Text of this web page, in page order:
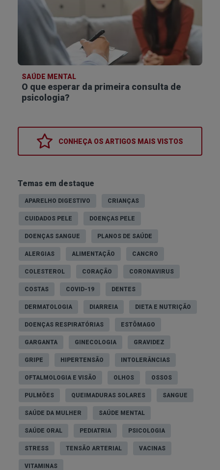
SAÚDE MENTAL
O que esperar da primeira consulta de
psicologia?
CONHEÇA OS ARTIGOS MAIS VISTOS
Temas em destaque
APARELHO DIGESTIVO CRIANÇAS
CUIDADOS PELE DOENÇAS PELE
DOENÇAS SANGUE PLANOS DE SAÚDE
ALERGIAS ALIMENTAÇÃO CANCRO
COLESTEROL CORAÇÃO CORONAVIRUS
COSTAS COVID-19 DENTES
DERMATOLOGIA DIARREIA DIETA E NUTRIÇÃO
DOENÇAS RESPIRATÓRIAS ESTÔMAGO
GARGANTA GINECOLOGIA GRAVIDEZ
GRIPE HIPERTENSÃO INTOLERÂNCIAS
OFTALMOLOGIA E VISÃO OLHOS OSSOS
PULMÕES QUEIMADURAS SOLARES SANGUE
SAÚDE DA MULHER SAÚDE MENTAL
SAÚDE ORAL PEDIATRIA PSICOLOGIA
STRESS TENSÃO ARTERIAL VACINAS
VITAMINAS